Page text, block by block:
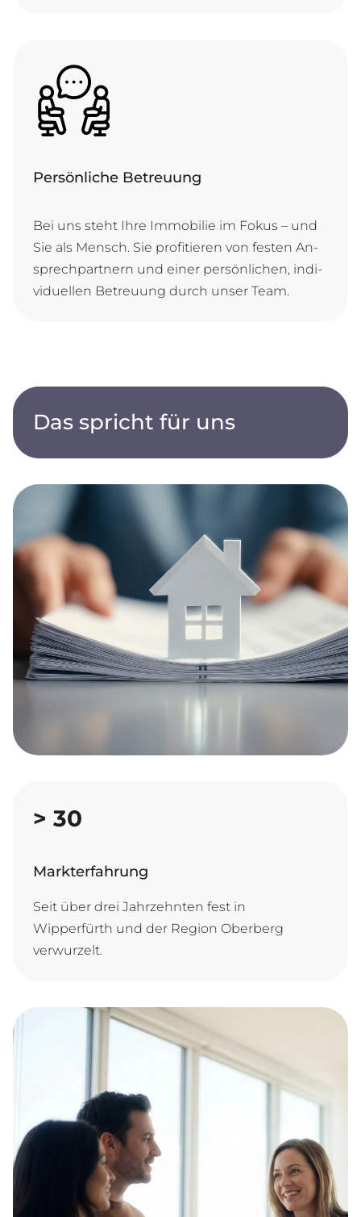
Persönliche Betreuung
Bei uns steht Ih­re Im­mo­bi­lie im Fo­kus – und
Sie als Mensch. Sie pro­fi­tie­ren von fes­ten An­
sprech­part­nern und ei­ner per­sön­li­chen, in­di­
vi­du­el­len Be­treu­ung durch un­ser Team.
Das spricht für uns
> 30
Markterfahrung
Seit über drei Jahrzehnten fest in
Wipperfürth und der Region Oberberg
verwurzelt.